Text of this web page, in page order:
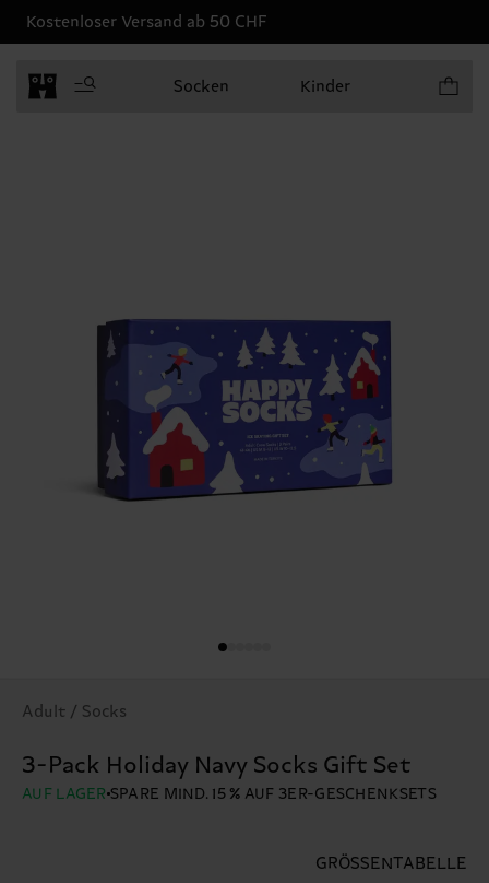
Kostenloser Versand ab 50 CHF
Socken Kinder
Adult / Socks
3-Pack Holiday Navy Socks Gift Set
AUF LAGER SPARE MIND. 15 % AUF 3ER-GESCHENKSETS
GRÖSSENTABELLE